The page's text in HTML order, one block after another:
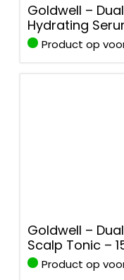
Goldwell –
Hydrating
Product op
Goldwell –
Scalp Tonic –
Product op